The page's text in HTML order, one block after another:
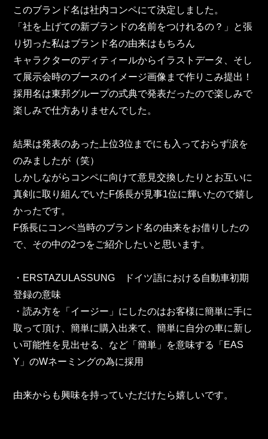
株式会社 ワールドパーツ
東邦グループの採用情報
東邦コラム
お問い合わせ
TOHO PARTS ORDERING SYSTEM
TOHO GROUP INSTAGRAM
YouTube
このブランド名は社内コンペにて決定しました。
「社を上げての新ブランドの名前をつけれるの？」と張
り切った私はブランド名の由来はもちろん
キャラクターのディティールからイラストデータ、そし
て展示会時のブースのイメージ画像まで作りこみ提出！
採用名は東邦グループの式典で発表だったので楽しみで
楽しみで仕方ありませんでした。
結果は発表のあった上位3位までにも入っておらず涙を
のみましたが（笑）
しかしながらコンペに向けて意見交換したりとお互いに
真剣に取り組んでいたF係長が見事1位に輝いたので嬉し
かったです。
F係長にコンペ当時のブランド名の由来をお借りしたの
で、その中の2つをご紹介したいと思います。
・ERSTAZULASSUNG　ドイツ語における自動車初期
登録の意味
・読み方を「イージー」にしたのはお客様に簡単に手に
取って頂け、簡単に購入出来て、簡単に自分の車に新し
い可能性を見出せる、など「簡単」を意味する「EAS
Y」のWネーミングの為に採用
由来からも興味を持っていただけたら嬉しいです。